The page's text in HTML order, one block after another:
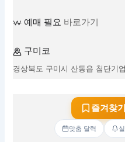
예매 필요 바로가기
구미코
경상북도 구미시 산동읍 첨단기
즐겨찾
맞춤 달력